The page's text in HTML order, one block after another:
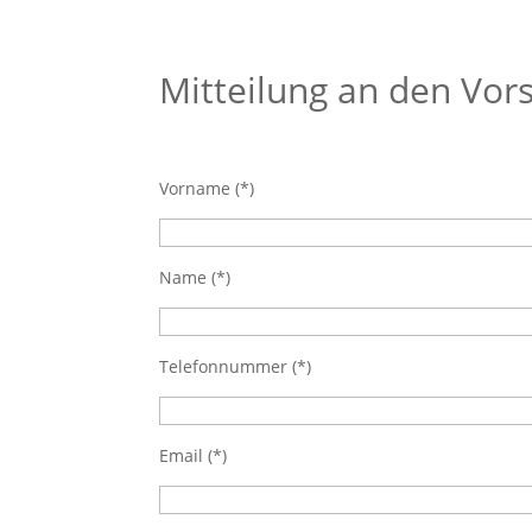
Mitteilung an den
Vorname (*)
Name (*)
Telefonnummer (*)
Email (*)